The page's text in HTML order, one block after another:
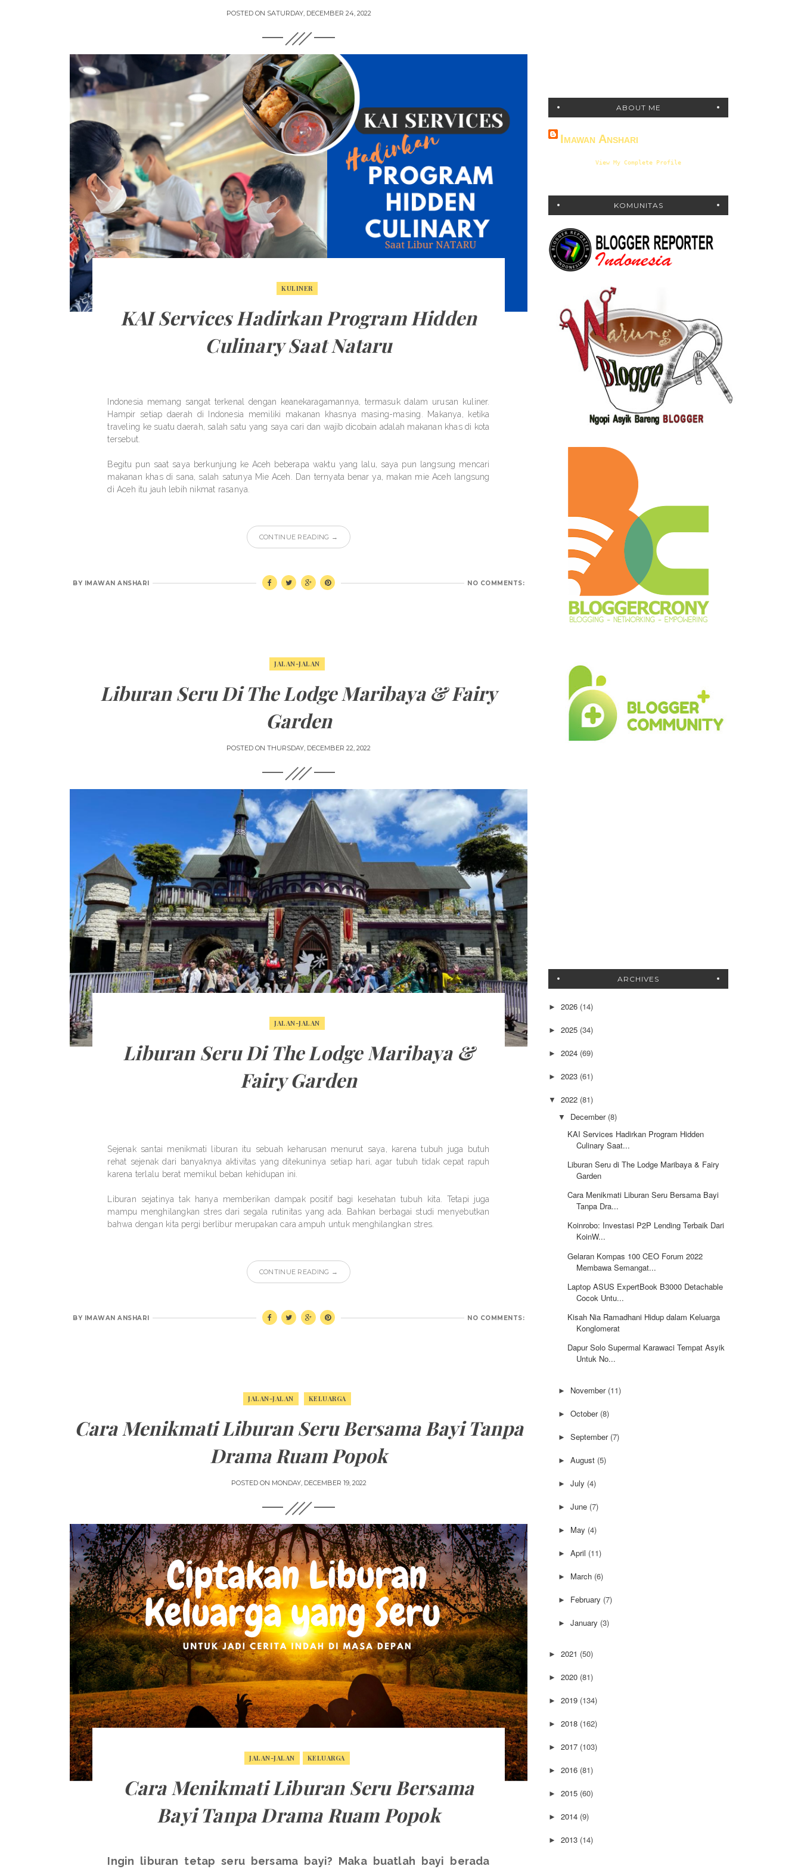
POSTED ON SATURDAY, DECEMBER 24, 2022
KULINER
KAI Services Hadirkan Program Hidden
Culinary Saat Nataru
Indonesia memang sangat terkenal dengan keanekaragamannya, termasuk dalam urusan kuliner.
Hampir setiap daerah di Indonesia memiliki makanan khasnya masing-masing. Makanya, ketika
traveling ke suatu daerah, salah satu yang saya cari dan wajib dicobain adalah makanan khas di kota
tersebut.
Begitu pun saat saya berkunjung ke Aceh beberapa waktu yang lalu, saya pun langsung mencari
makanan khas di sana, salah satunya Mie Aceh. Dan ternyata benar ya, makan mie Aceh langsung
di Aceh itu jauh lebih nikmat rasanya.
CONTINUE READING →
NO COMMENTS:
BY IMAWAN ANSHARI
JALAN-JALAN
Liburan Seru Di The Lodge Maribaya & Fairy
Garden
POSTED ON THURSDAY, DECEMBER 22, 2022
JALAN-JALAN
Liburan Seru Di The Lodge Maribaya &
Fairy Garden
Sejenak santai menikmati liburan itu sebuah keharusan menurut saya, karena tubuh juga butuh
rehat sejenak dari banyaknya aktivitas yang ditekuninya setiap hari, agar tubuh tidak cepat rapuh
karena terlalu berat memikul beban kehidupan ini.
Liburan sejatinya tak hanya memberikan dampak positif bagi kesehatan tubuh kita. Tetapi juga
mampu menghilangkan stres dari segala rutinitas yang ada. Bahkan berbagai studi menyebutkan
bahwa dengan kita pergi berlibur merupakan cara ampuh untuk menghilangkan stres.
CONTINUE READING →
NO COMMENTS:
BY IMAWAN ANSHARI
JALAN-JALAN KELUARGA
Cara Menikmati Liburan Seru Bersama Bayi Tanpa
Drama Ruam Popok
POSTED ON MONDAY, DECEMBER 19, 2022
JALAN-JALAN KELUARGA
Cara Menikmati Liburan Seru Bersama
Bayi Tanpa Drama Ruam Popok
Ingin liburan tetap seru bersama bayi? Maka buatlah bayi berada
ABOUT ME
Imawan Anshari
View My Complete Profile
KOMUNITAS
ARCHIVES
► 2026 (14)
► 2025 (34)
► 2024 (69)
► 2023 (61)
▼ 2022 (81)
▼ December (8)
KAI Services Hadirkan Program Hidden
Culinary Saat...
Liburan Seru di The Lodge Maribaya & Fairy
Garden
Cara Menikmati Liburan Seru Bersama Bayi
Tanpa Dra...
Koinrobo: Investasi P2P Lending Terbaik Dari
KoinW...
Gelaran Kompas 100 CEO Forum 2022
Membawa Semangat...
Laptop ASUS ExpertBook B3000 Detachable
Cocok Untu...
Kisah Nia Ramadhani Hidup dalam Keluarga
Konglomerat
Dapur Solo Supermal Karawaci Tempat Asyik
Untuk No...
► November (11)
► October (8)
► September (7)
► August (5)
► July (4)
► June (7)
► May (4)
► April (11)
► March (6)
► February (7)
► January (3)
► 2021 (50)
► 2020 (81)
► 2019 (134)
► 2018 (162)
► 2017 (103)
► 2016 (81)
► 2015 (60)
► 2014 (9)
► 2013 (14)